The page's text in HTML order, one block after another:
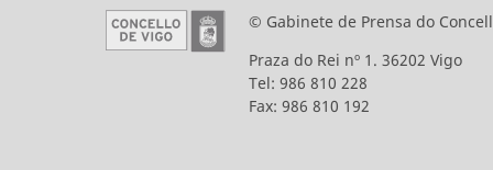
© Gabinete de Prensa do
Praza do Rei nº 1. 36202 Vigo
Tel: 986 810 228
Fax: 986 810 192